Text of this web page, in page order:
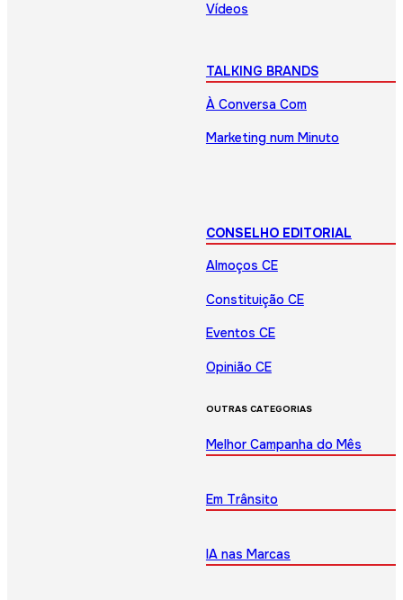
Vídeos
TALKING BRANDS
À Conversa Com
Marketing num Minuto
CONSELHO EDITORIAL
Almoços CE
Constituição CE
Eventos CE
Opinião CE
OUTRAS CATEGORIAS
Melhor Campanha do Mês
Em Trânsito
IA nas Marcas